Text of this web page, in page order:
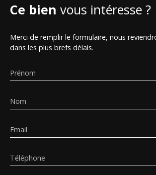
Ce bien vous intéresse ?
Merci de remplir le formulaire, nous
dans les plus brefs délais.
Prénom
Nom
Email
Téléphone